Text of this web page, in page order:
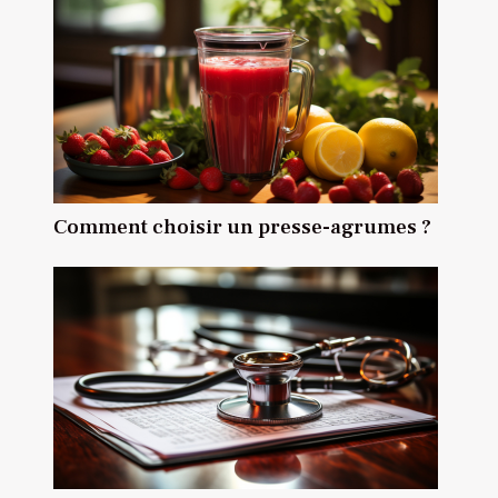
Comment choisir un presse-agrumes ?